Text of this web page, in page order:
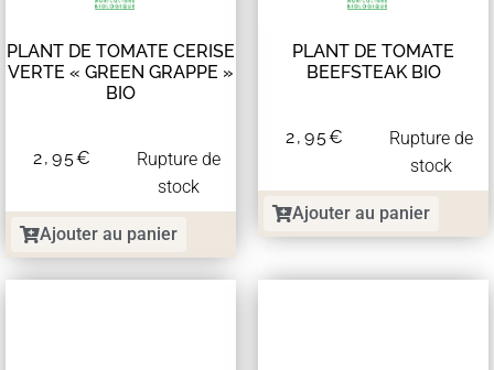
PLANT DE TOMATE CERISE
VERTE « GREEN GRAPPE »
BIO
2,95€
Rupture de
stock
Ajouter au panier
PLANT DE TOMATE
BEEFSTEAK BIO
2,95€
Rupture de
stock
Ajouter au panier